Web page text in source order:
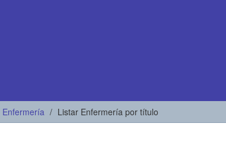
Enfermería Listar Enfermería por título